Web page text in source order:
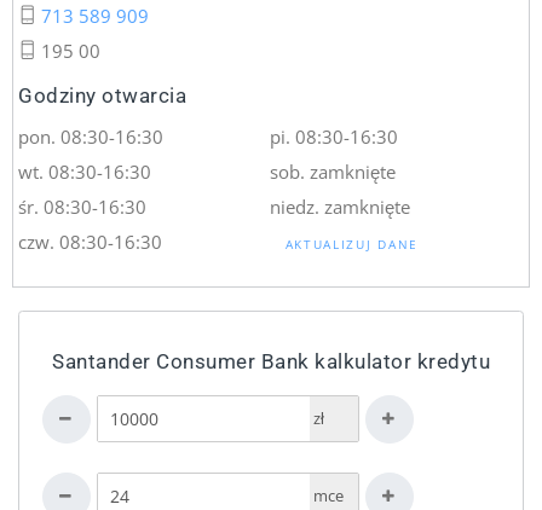
713 589 909
195 00
Godziny otwarcia
pon. 08:30-16:30
wt. 08:30-16:30
śr. 08:30-16:30
czw. 08:30-16:30
pi. 08:30-16:30
sob. zamknięte
niedz. zamknięte
AKTUALIZUJ DANE
Santander Consumer Bank kalkulator kredytu
zł
mce